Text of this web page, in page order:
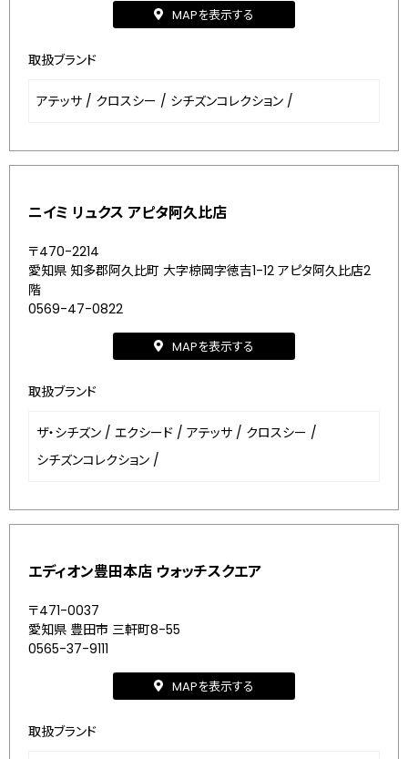
MAPを表示する
取扱ブランド
アテッサ / クロスシー / シチズンコレクション /
ニイミ リュクス アピタ阿久比店
〒470-2214
愛知県 知多郡阿久比町 大字椋岡字徳吉1-12 アピタ阿久比店2
階
0569-47-0822
MAPを表示する
取扱ブランド
ザ・シチズン / エクシード / アテッサ / クロスシー /
シチズンコレクション /
エディオン豊田本店 ウォッチスクエア
〒471-0037
愛知県 豊田市 三軒町8-55
0565-37-9111
MAPを表示する
取扱ブランド